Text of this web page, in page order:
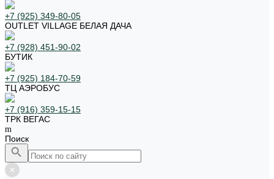
+7 (925) 349-80-05
OUTLET VILLAGE БЕЛАЯ ДАЧА
+7 (928) 451-90-02
БУТИК
+7 (925) 184-70-59
ТЦ АЭРОБУС
+7 (916) 359-15-15
ТРК ВЕГАС
Поиск